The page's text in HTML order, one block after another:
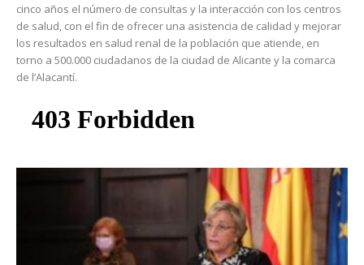
cinco años el número de consultas y la interacción con los centros
de salud, con el fin de ofrecer una asistencia de calidad y mejorar
los resultados en salud renal de la población que atiende, en
torno a 500.000 ciudadanos de la ciudad de Alicante y la comarca
de l’Alacantí.